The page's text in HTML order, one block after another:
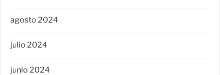
agosto 2024
julio 2024
junio 2024